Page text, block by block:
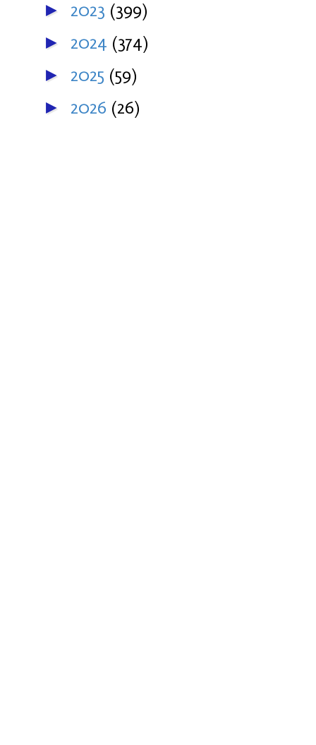
► 2023 (399)
► 2024 (374)
► 2025 (59)
► 2026 (26)